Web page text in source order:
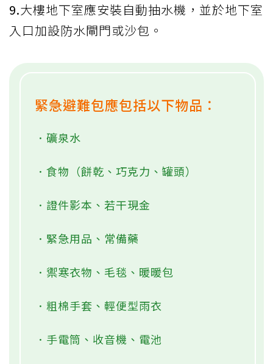
9.大樓地下室應安裝自動抽水機，並於地下室
入口加設防水閘門或沙包。
緊急避難包應包括以下物品：
．礦泉水
．食物（餅乾、巧克力、罐頭）
．證件影本、若干現金
．緊急用品、常備藥
．禦寒衣物、毛毯、暖暖包
．粗棉手套、輕便型雨衣
．手電筒、收音機、電池